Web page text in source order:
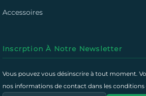
Accessoires
Inscrption À Notre Newsletter
Vous pouvez vous désinscrire à tout moment.
nos informations de contact dans les